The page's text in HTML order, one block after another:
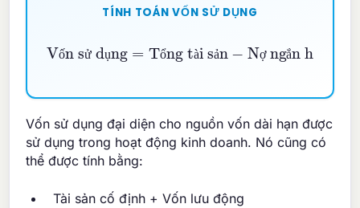
TÍNH TOÁN VỐN SỬ DỤNG
ố ử ụ ổ à ả ợ ắ
Vốn sử dụng=Tổng tài sản−
Nợ ngắn hạn
Vốn sử dụng đại diện cho nguồn vốn dài hạn được
sử dụng trong hoạt động kinh doanh. Nó cũng có
thể được tính bằng:
Tài sản cố định + Vốn lưu động